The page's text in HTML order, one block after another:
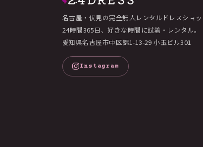
名古屋・伏見の完全無人レンタルドレスショッ
24時間365日、好きな時間に試着・レンタル。
愛知県名古屋市中区錦1-13-29 小玉ビル301
Instagram